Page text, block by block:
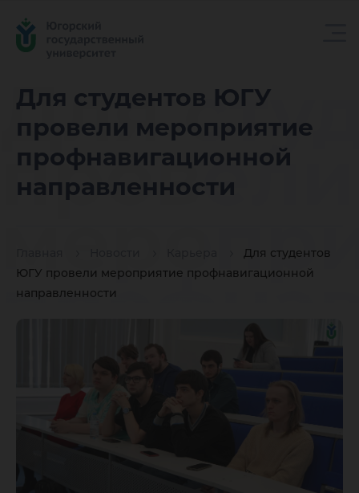
Для студентов ЮГУ
провели мероприятие
профнавигационной
направленности
Для студентов
ЮГУ провели мероприятие профнавигационной
направленности
Для
провели